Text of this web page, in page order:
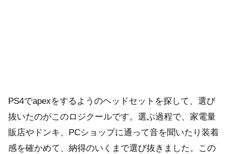
PS4でapexをするようのヘッドセットを探して、選び
抜いたのがこのロジクールです。選ぶ過程で、家電量
販店やドンキ、PCショップに通って音を聞いたり装着
感を確かめて、納得のいくまで選び抜きました。この